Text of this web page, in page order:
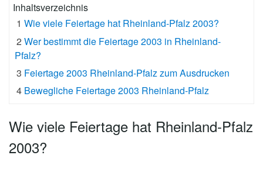
Inhaltsverzeichnis
1 Wie viele Feiertage hat Rheinland-Pfalz 2003?
2 Wer bestimmt die Feiertage 2003 in Rheinland-
Pfalz?
3 Feiertage 2003 Rheinland-Pfalz zum Ausdrucken
4 Bewegliche Feiertage 2003 Rheinland-Pfalz
Wie viele Feiertage hat Rheinland-Pfalz
2003?